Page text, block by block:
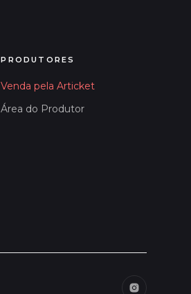
PRODUTORES
Venda pela Articket
Área do Produtor